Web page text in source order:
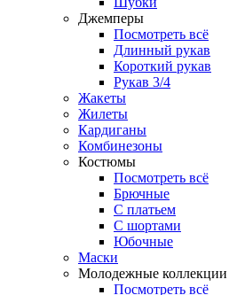
Джемперы
Посмотреть всё
Длинный рукав
Короткий рукав
Рукав 3/4
Жакеты
Жилеты
Кардиганы
Комбинезоны
Костюмы
Посмотреть всё
Брючные
С платьем
С шортами
Юбочные
Маски
Молодежные коллекции
Посмотреть всё